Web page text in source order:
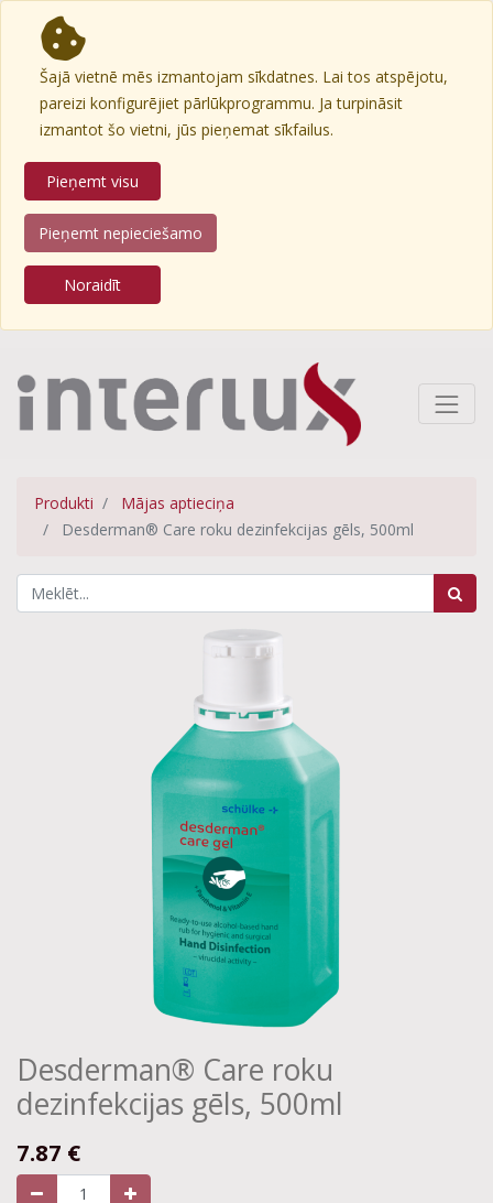
Šajā vietnē mēs izmantojam sīkdatnes. Lai tos atspējotu,
pareizi konfigurējiet pārlūkprogrammu. Ja turpināsit
izmantot šo vietni, jūs pieņemat sīkfailus.
Pieņemt visu
Pieņemt nepieciešamo
Noraidīt
Produkti
Mājas aptieciņa
Desderman® Care roku dezinfekcijas gēls, 500ml
Desderman® Care roku
dezinfekcijas gēls, 500ml
7.87 €